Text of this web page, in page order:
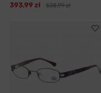
393,99 zł 528,99 zł